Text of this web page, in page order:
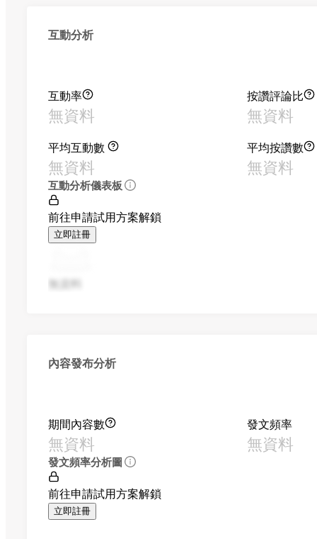
互動分析
互動率
無資料
按讚評論比
無資料
平均互動數
無資料
平均按讚數
無資料
互動分析儀表板
前往申請試用方案解鎖
立即註冊
無資料
內容發布分析
期間內容數
無資料
發文頻率
無資料
發文頻率分析圖
前往申請試用方案解鎖
立即註冊